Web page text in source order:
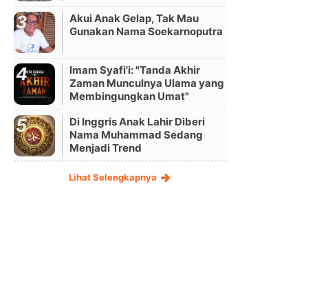
Akui Anak Gelap, Tak Mau
Gunakan Nama Soekarnoputra
Imam Syafi'i: "Tanda Akhir
Zaman Munculnya Ulama yang
Membingungkan Umat"
Di Inggris Anak Lahir Diberi
Nama Muhammad Sedang
Menjadi Trend
Lihat Selengkapnya